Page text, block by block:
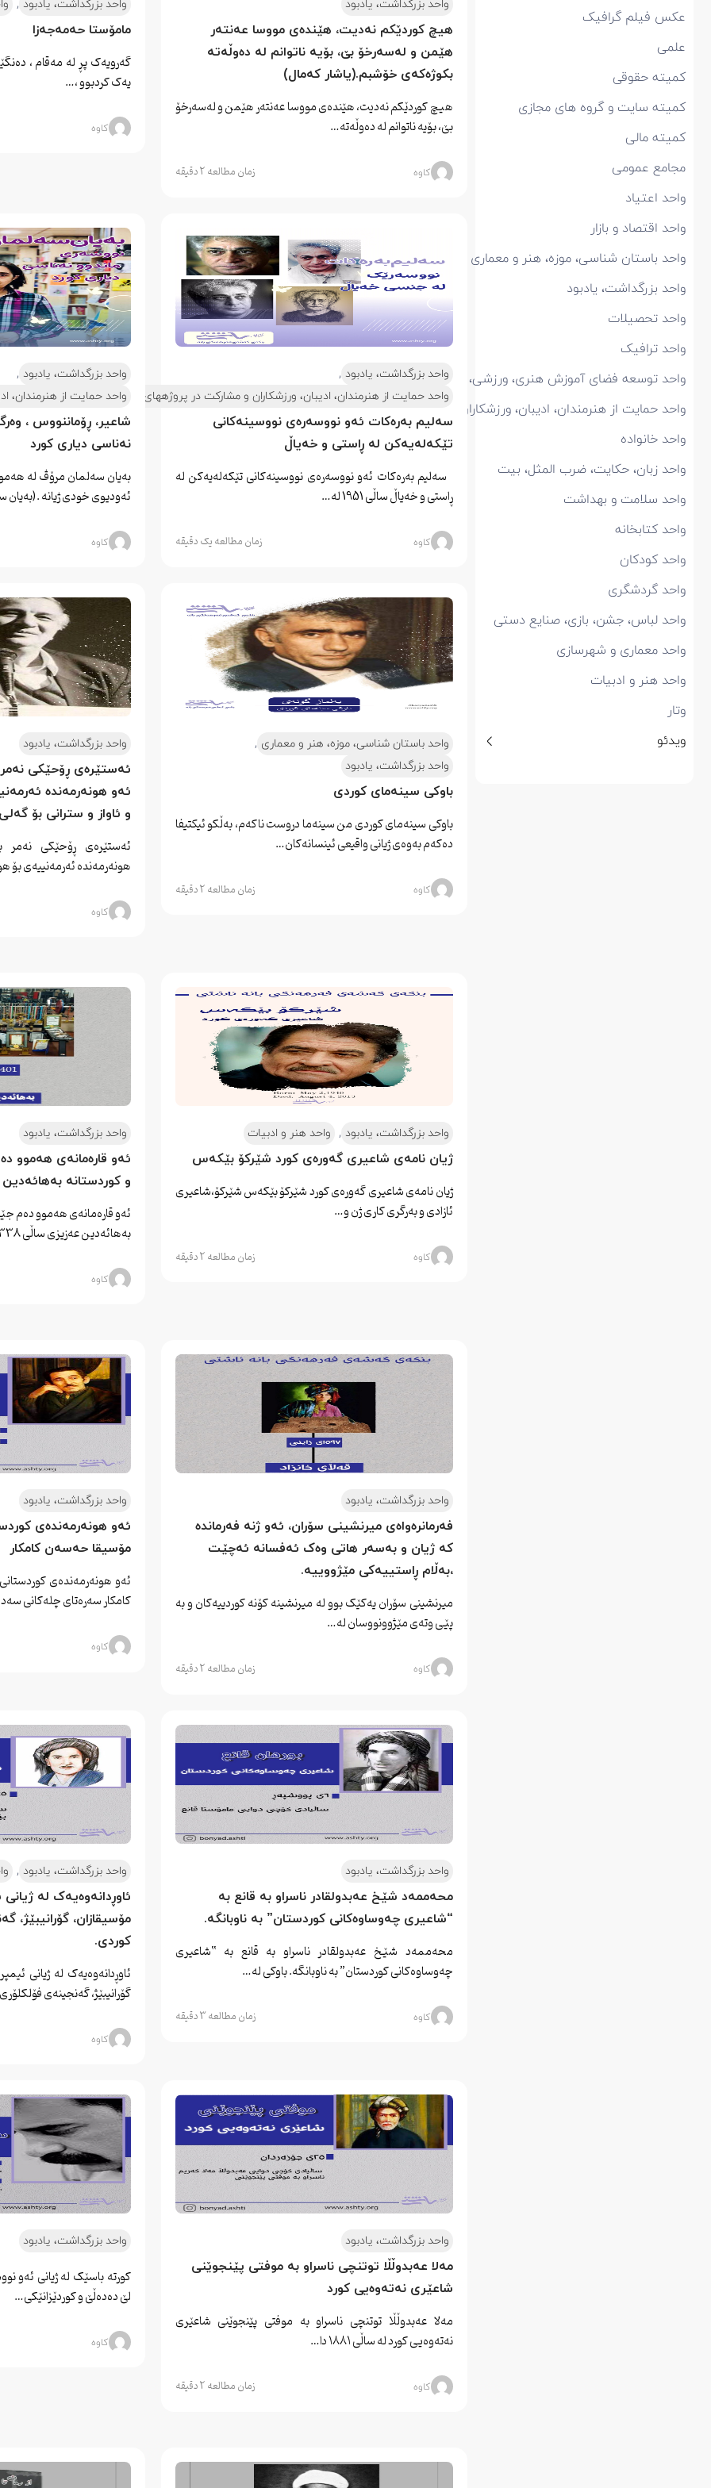
عکس فیلم گرافیک
علمی
کمیتە حقوقی
کمیتە سایت و گروه های مجازی
کمیتە مالی
مجامع عمومی
واحد اعتیاد
واحد اقتصاد و بازار
واحد باستان شناسی، موزه، هنر و معماری
واحد بزرگداشت، یادبود
واحد تحصیلات
واحد ترافیک
واحد توسعه فضای آموزش هنری، ورزشی، تفریحی، مهدکودک
واحد حمایت از هنرمندان، ادیبان، ورزشکاران و مشارکت در پروژههای آنها
واحد خانواده
واحد زبان، حکایت، ضرب المثل، بیت
واحد سلامت و بهداشت
واحد کتابخانه
واحد کودکان
واحد گردشگری
واحد لباس، جشن، بازی، صنایع دستی
واحد معماری و شهرسازی
واحد هنر و ادبیات
وتار
ویدئو
واحد بزرگداشت، یادبود
هیچ کوردێکم نەدیت، هێندەی مووسا عەنتەر
هێمن و لەسەرخۆ بێ، بۆیە ناتوانم لە دەوڵەتە
بکوژەکەی خۆشبم.(یاشار کەمال)
هیچ کوردێکم نەدیت، هێندەی مووسا عەنتەر هێمن و لەسەرخۆ
بێ، بۆیە ناتوانم لە دەوڵەتە…
کاوه زمان مطالعه 2 دقیقه
واحد بزرگداشت، یادبود ,
مامۆستا حەمەجەزا
گەرویەک پڕ لە مەقام ،
یەک کردبوو ،…
کاوه
واحد بزرگداشت، یادبود ,
واحد حمایت از هنرمندان، ادیبان، ورزشکاران و مشارکت در پروژههای آنها
سەلیم بەرەکات ئەو نووسەرەی نووسینەکانی
تێکەلەیەکن لە ڕاستی و خەیاڵ
سەلیم بەرەکات ئەو نووسەرەی نووسینەکانی تێکەلەیەکن لە
ڕاستی و خەیاڵ ساڵی 1951 لە…
کاوه زمان مطالعه یک دقیقه
واحد بزرگداشت، یادبود ,
واحد حمایت از هنرمندان،
شاعیر، ڕۆماننووس ،
نەناسی دیاری کورد
بەیان سەلمان مرۆڤ لە
ئەودیوی خودی ژیانە
کاوه
واحد باستان شناسی، موزه، هنر و معماری ,
واحد بزرگداشت، یادبود
باوکی سینەمای کوردی
باوکی سینەمای کوردی من سینەما دروست ناكەم، بەڵكو ئیكتیفا
دەكەم بەوەی‌ ژیانی‌ واقیعی ئینسانەكان…
کاوه زمان مطالعه 2 دقیقه
واحد بزرگداشت، یادبود
ئەستێرەی ڕۆحێکی نەمر
ئەو هونەرمەندە
و ئاواز و سترانی بۆ
ئەستێرەی ڕۆحێکی نەمر
هونەرمەندە ئەرمەنییەی بۆ
کاوه
واحد بزرگداشت، یادبود , واحد هنر و ادبیات
ژیان نامەی شاعیری گەورەی کورد شێرکۆ بێکەس
ژیان نامەی شاعیری گەورەی کورد شێرکۆ بێکەس شێرکۆ،شاعیری
ئازادی و بەرگری کاری ژن و…
کاوه زمان مطالعه 2 دقیقه
واحد بزرگداشت، یادبود
ئەو قارەمانەی هەموو
و کوردستانە
ئەو قارەمانەی هەموو دەم
بەهائەدین عەزیزی ساڵی 1338ە لە…
کاوه
واحد بزرگداشت، یادبود
فەرمانرەواەی میرنشینی سۆران، ئەو ژنە فەرماندە
کە ژیان و بەسەر هاتی وەک ئەفسانە ئەچێت
،بەڵام ڕاستییەکی مێژووییە.
میرنشینی سۆران یەکێک بوو لە میرنشینە کۆنە کوردییەکان و بە
پێی وتەی مێژوونووسان لە…
کاوه زمان مطالعه 2 دقیقه
واحد بزرگداشت، یادبود
ئەو هونەرمەندەی
مۆسیقا حەسەن کامکار
ئەو هونەرمەندەی
کامکار سەرەتای چلەکانی
کاوه
واحد بزرگداشت، یادبود
محەممەد شێخ عەبدولقادر ناسراو بە قانع بە
“شاعیری چەوساوەکانی کوردستان” بە ناوبانگە.
محەممەد شێخ عەبدولقادر ناسراو بە قانع بە “شاعیری
چەوساوەکانی کوردستان” بە ناوبانگە. باوکی لە…
کاوه زمان مطالعه 3 دقیقه
واحد بزرگداشت، یادبود ,
ئاوڕدانەوەیەک لە
مۆسیقازان، گۆرانیبێژ،
کوردی.
ئاوڕدانەوەیەک لە ژیانی
گۆرانیبێژ، گەنجینەی
کاوه
واحد بزرگداشت، یادبود
مەلا عەبدوڵڵا توتنچی ناسراو به موفتی پێنجوێنی
شاعێری نەتەوەیی کورد
مەلا عەبدوڵڵا توتنچی ناسراو به موفتی پێنجوێنی شاعێری
نەتەوەیی کورد لە ساڵی ۱۸۸۱ دا…
کاوه زمان مطالعه 2 دقیقه
واحد بزرگداشت، یادبود
کورتە باسێک لە ژیانی ئەو
لێ دەدەڵێ و کوردێزانێکی…
کاوه